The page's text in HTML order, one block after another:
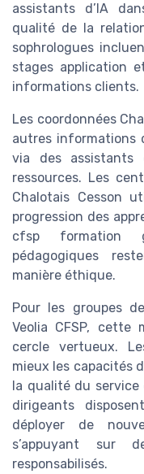
assistants d’IA
qualité de la
sophrologues
stages application
informations clients.
Les coordonnées
autres informations
via des assistants
ressources. Les
Chalotais Cesson
progression des
cfsp formation
pédagogiques
manière éthique.
Pour les groupes
Veolia CFSP, cette
cercle vertueux.
mieux les capacités
la qualité du
dirigeants
déployer de
s’appuyant sur
responsabilisés.